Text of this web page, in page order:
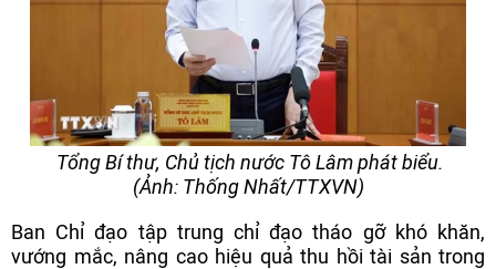
Tổng Bí thư, Chủ tịch nước Tô Lâm phát biểu.
(Ảnh: Thống Nhất/TTXVN)
Ban Chỉ đạo tập trung chỉ đạo tháo gỡ khó khăn,
vướng mắc, nâng cao hiệu quả thu hồi tài sản trong